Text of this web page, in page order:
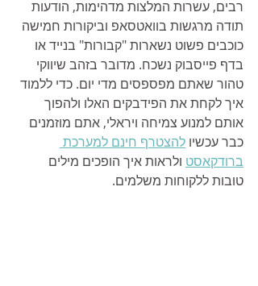
רבים, עשרות המלצות מדהימות, הודעות
תודה מרגשות בוואטסאפ וביקורות חמישה
כוכבים פשוט נשארות "קבורות" בנייד או
בדף פייסבוק נשכח. מדובר בזהב שיווקי
טהור שאתם מפספסים מדי יום. כדי ללמוד
איך לקחת את הפידבקים האלו ולהפוך
אותם למנוע צמיחה ויראלי, אתם מוזמנים
כבר עכשיו להצטרף חינם למערכת
ברודקאסט ולראות איך הופכים מילים
טובות ללקוחות משלמים.